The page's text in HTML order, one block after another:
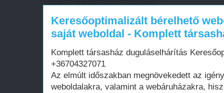
Keresőoptimalizált bérelhető
saját weboldal - Komplett
Komplett társasház duguláselhárítás
+36704327071
Az elmúlt időszakban megnövekedett az
weboldalakra, valamint a webáruházakra,